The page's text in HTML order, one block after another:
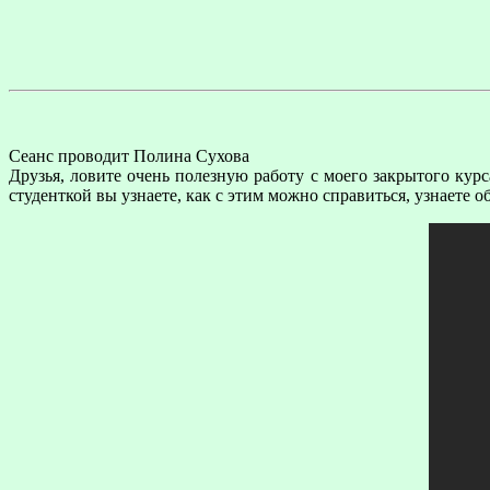
Сеанс проводит Полина Сухова
Друзья, ловите очень полезную работу с моего закрытого
студенткой вы узнаете, как с этим можно справиться,